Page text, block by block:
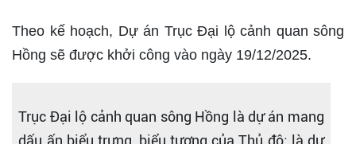
Theo kế hoạch, Dự án Trục Đại lộ cảnh quan sông
Hồng sẽ được khởi công vào ngày 19/12/2025.
Trục Đại lộ cảnh quan sông Hồng là dự án mang
dấu ấn biểu trưng, biểu tượng của Thủ đô; là dự